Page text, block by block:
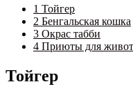
1 Тойгер
2 Бенгальская кошка
3 Окрас табби
4 Приюты для
Тойгер